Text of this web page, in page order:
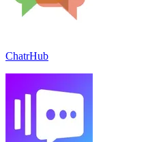
ChatrHub